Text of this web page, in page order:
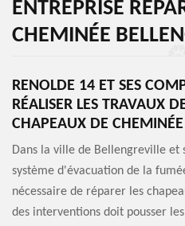
ENTREPRISE
CHEMINÉE
RENOLDE 14 ET SES
RÉALISER LES TRAVAUX
CHAPEAUX DE CHEMINÉE
Dans la ville de Bellengreville et
système d'évacuation de la
nécessaire de réparer les
des interventions doit pousser